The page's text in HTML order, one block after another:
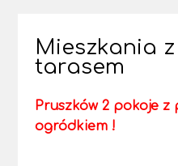
Mieszkania
tarasem
Pruszków 2 pokoje z
ogródkiem !